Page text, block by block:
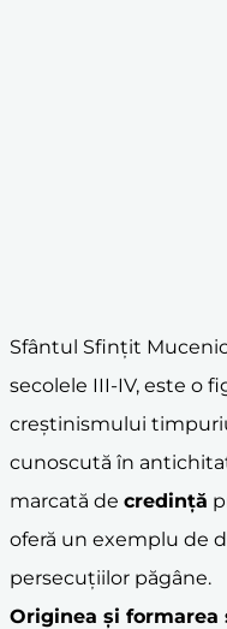
Sfântul Sfințit
secolele III-IV, este o
creștinismului
cunoscută în
marcată de credință
oferă un exemplu de
persecuțiilor păgâne.
Originea și formarea